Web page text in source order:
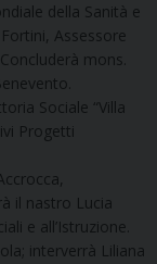
della Sanità e
Assessore
mons.
Sociale “Villa
Progetti
il nastro Lucia
e all’Istruzione.
interverrà Liliana